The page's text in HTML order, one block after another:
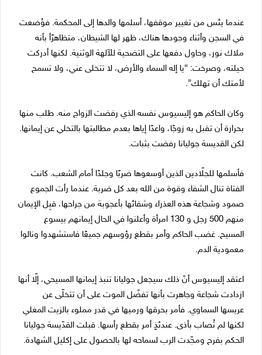
عندما يئس من تغيير موقفها، أسلمها والدها إلى المحكمة. فوُضعت
في السجن وأثناء وجودها هناك، ظهر لها الشيطان، متظاهرًأ بأنه
ملاك نور، وحاول دفعها على التضحية للآلهة الوثنية. لكنها أدركت
حيلته، وصرخت: “يا إله السماء والأرض، لا تتخلى عني، ولا تسمح
لأمتك أن تهلك”.
وكان الحاكم هو إليسيوس نفسه الذي رفضت الزواج منه. طلب منها
بحرارة أن تقبل به زوجًا، واعدًا إياها بعدم مطالبتها بالتخلي عن إيمانها.
لكن القديسة جوليانا رفضت بثبات.
فأسلمها للجلّادين الذين أوسعوها ضربًا وجلدًا أمام الشعب. كانت
الفتاة تنال الشفاء وقوة من الله بعد كل ضربة. عندما رأت الجموع
صمود وشجاعة هذه العذراء وشفائها بأعجوبة من جراحها، قبِل الإيمان
منهم 500 رجل و 130 امرأة وأعلنوا في الحال إيمانهم بيسوع
المسيح. غضب الحاكم وأمر بقطع رؤوسهم جميعًا فاستشهدوا ونالوا
معمودية الدم.
اعتقد إليسيوس أنّ ذلك سيجعل جوليانا تنبذ إيمانها المسيحي، إلّا أنها
ازدادت شجاعة وجاهرت بأنها تفضّل الموت على أن تتخلّى عن
عريسها السماوي. فأمر بحرقها ورميها في قدر مملوء بالزيت المغلي
لكنها لم تُصاب بأذى. عندئذٍ أمر بقطع رأسها. قبلت القدّيسة جوليانا
الحكم بفرح ومجّدت الرب لسماحه لها بالحصول على إكليل الشهادة.